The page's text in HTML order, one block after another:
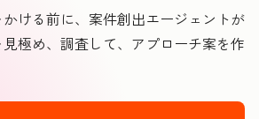
ける前に、案件創出エージェントが
極め、調査して、アプローチ案を作